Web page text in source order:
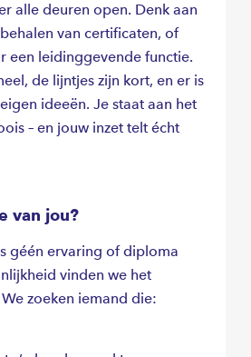
alle deuren open. Denk aan
van certificaten, of
een leidinggevende functie.
de lijntjes zijn kort, en er is
ideeën. Je staat aan het
– en jouw inzet telt écht
van jou?
géén ervaring of diploma
vinden we het
zoeken iemand die: